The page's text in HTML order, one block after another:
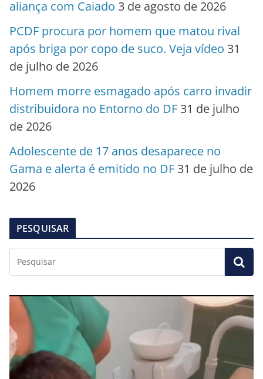
aliança com Caiado 3 de agosto de 2026
PCDF procura por homem que matou rival
após briga por copo de suco. Veja vídeo 31
de julho de 2026
Homem morre esmagado após carro invadir
distribuidora no Entorno do DF 31 de julho
de 2026
Adolescente de 17 anos desaparece no
Gama e alerta é emitido no DF 31 de julho de
2026
PESQUISAR